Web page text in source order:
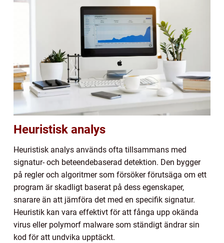
Heuristisk analys
Heuristisk analys används ofta tillsammans med
signatur- och beteendebaserad detektion. Den bygger
på regler och algoritmer som försöker förutsäga om ett
program är skadligt baserat på dess egenskaper,
snarare än att jämföra det med en specifik signatur.
Heuristik kan vara effektivt för att fånga upp okända
virus eller polymorf malware som ständigt ändrar sin
kod för att undvika upptäckt.